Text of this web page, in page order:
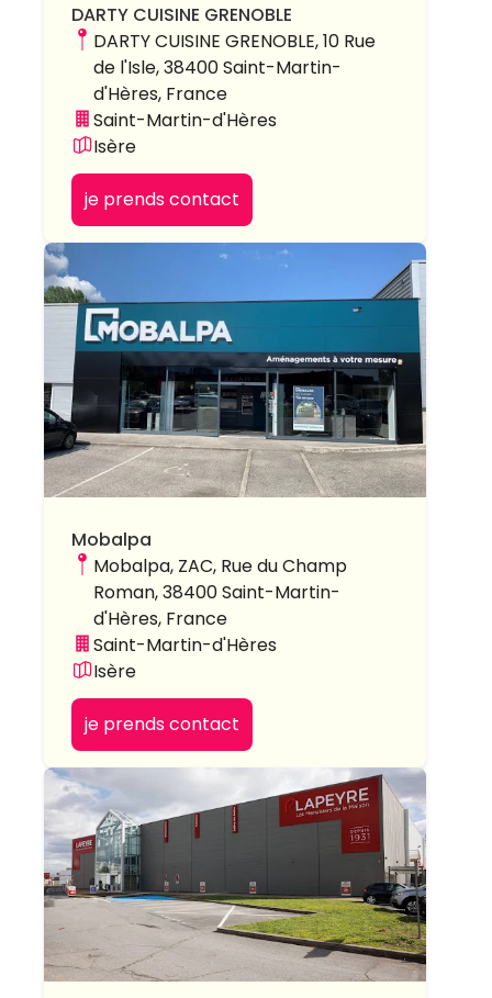
DARTY CUISINE GRENOBLE
DARTY CUISINE GRENOBLE, 10 Rue
de l'Isle, 38400 Saint-Martin-
d'Hères, France
Saint-Martin-d'Hères
Isère
je prends contact
Mobalpa
Mobalpa, ZAC, Rue du Champ
Roman, 38400 Saint-Martin-
d'Hères, France
Saint-Martin-d'Hères
Isère
je prends contact